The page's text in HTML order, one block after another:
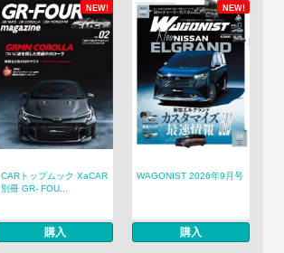
NEW! NEW!
CARトップムック XaCAR
別冊 GR- FOU...
購入
WAGONIST 2026年9月号
購入